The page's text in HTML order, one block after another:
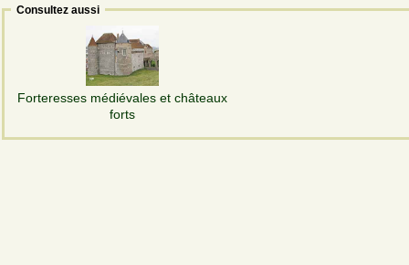
Consultez aussi
Forteresses médiévales et châteaux
forts